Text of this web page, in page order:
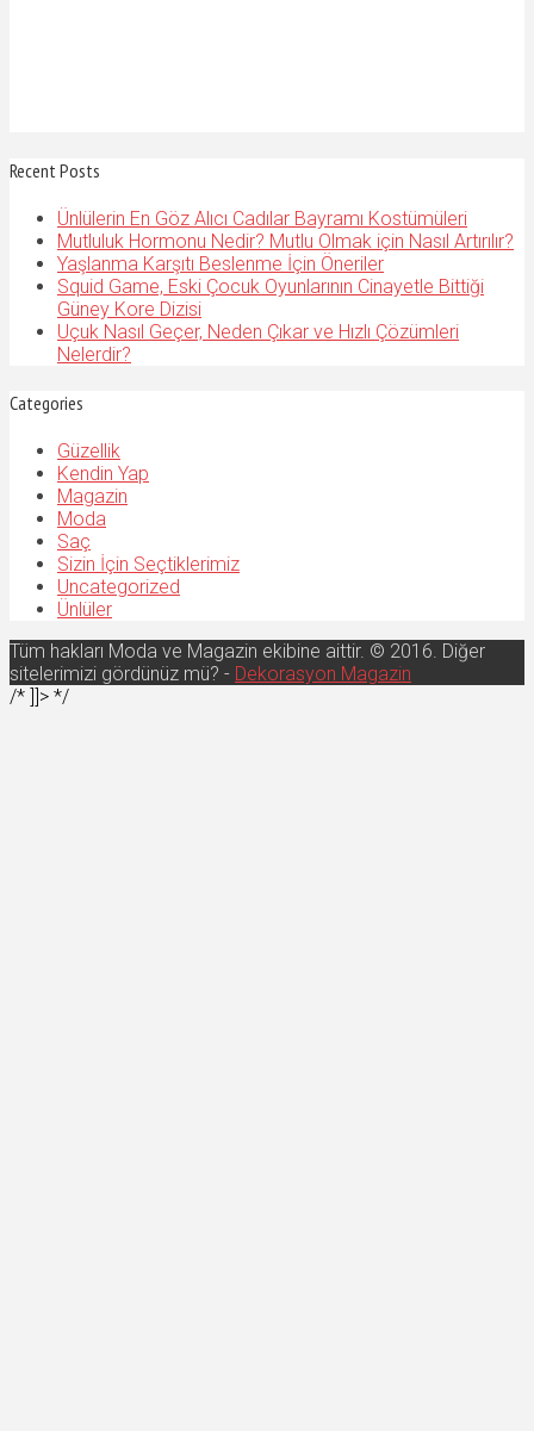
Recent Posts
Ünlülerin En Göz Alıcı Cadılar Bayramı Kostümüleri
Mutluluk Hormonu Nedir? Mutlu Olmak için Nasıl Artırılır?
Yaşlanma Karşıtı Beslenme İçin Öneriler
Squid Game, Eski Çocuk Oyunlarının Cinayetle Bittiği
Güney Kore Dizisi
Uçuk Nasıl Geçer, Neden Çıkar ve Hızlı Çözümleri
Nelerdir?
Categories
Güzellik
Kendin Yap
Magazin
Moda
Saç
Sizin İçin Seçtiklerimiz
Uncategorized
Ünlüler
Tüm hakları Moda ve Magazin ekibine aittir. © 2016. Diğer
sitelerimizi gördünüz mü? - Dekorasyon Magazin
/* ]]> */